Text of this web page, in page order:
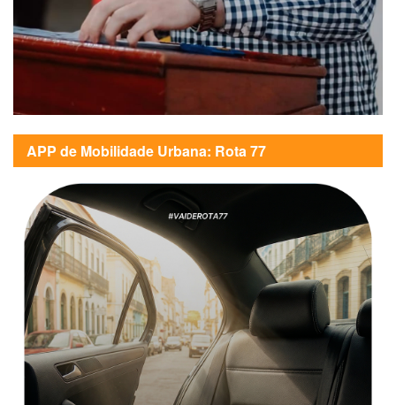
APP de Mobilidade Urbana: Rota 77